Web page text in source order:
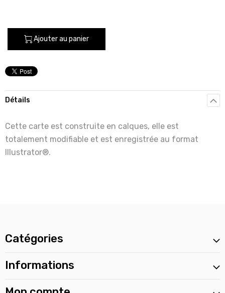
Ajouter au panier
Détails
Cette carte est construite en calques, elle est
totalement modifiable et est enregistrée au format
Illustrator®.
Catégories
Informations